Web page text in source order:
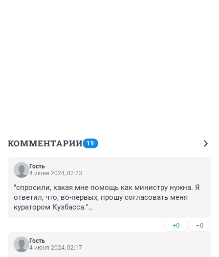
КОММЕНТАРИИ 19
Гость
4 июня 2024, 02:23
"спросили, какая мне помощь как министру нужна. Я
ответил, что, во-первых, прошу согласовать меня
куратором Кузбасса."
Чудно ей-ей
+0 –0
Гость
4 июня 2024, 02:17